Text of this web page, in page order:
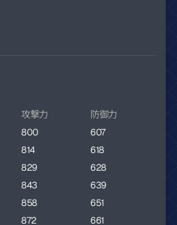
攻撃力
防御力
800
607
814
618
829
628
843
639
858
651
872 661